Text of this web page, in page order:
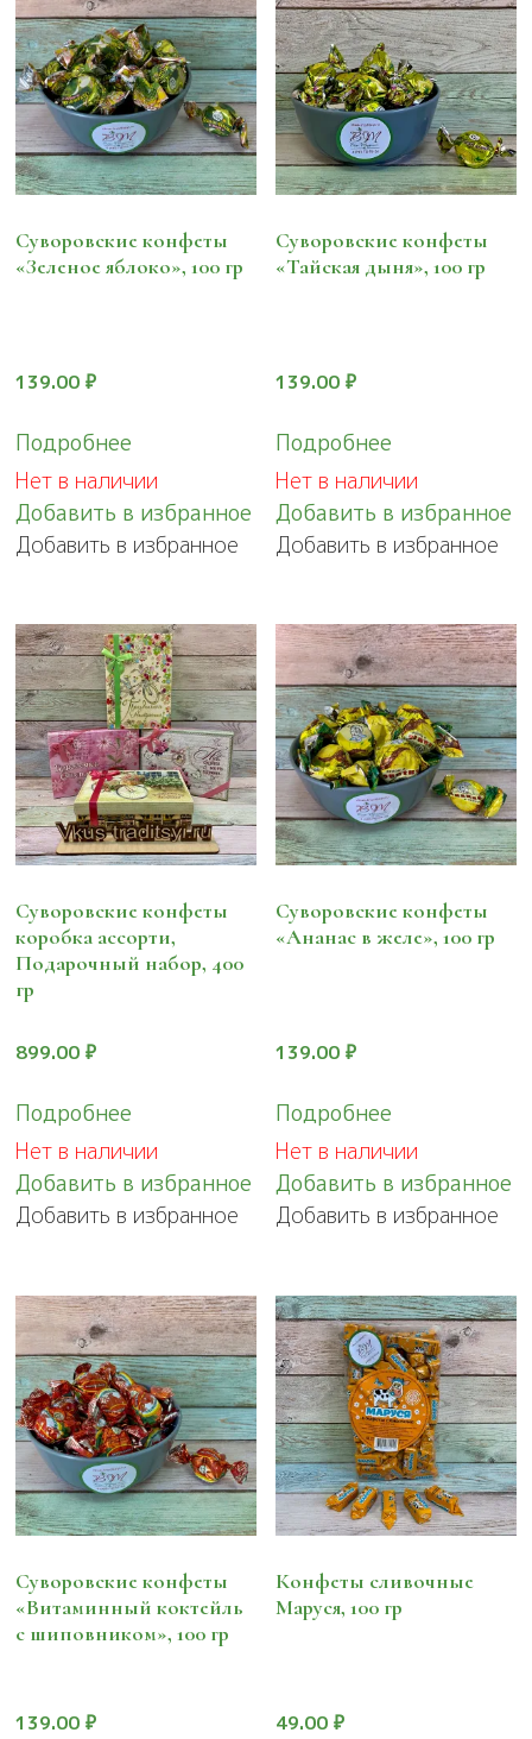
Суворовские конфеты
«Зеленое яблоко», 100 гр
139.00 ₽
Подробнее
Нет в наличии
Добавить в избранное
Добавить в избранное
Суворовские конфеты
«Тайская дыня», 100 гр
139.00₽
Подробнее
Нет в наличии
Добавить в избранное
Добавить в избранное
Суворовские конфеты
коробка ассорти,
Подарочный набор, 400
гр
899.00 ₽
Подробнее
Нет в наличии
Добавить в избранное
Добавить в избранное
Суворовские конфеты
«Ананас в желе», 100 гр
139.00₽
Подробнее
Нет в наличии
Добавить в избранное
Добавить в избранное
Суворовские конфеты
«Витаминный коктейль
с шиповником», 100 гр
139.00 ₽
Конфеты сливочные
Маруся, 100 гр
49.00₽